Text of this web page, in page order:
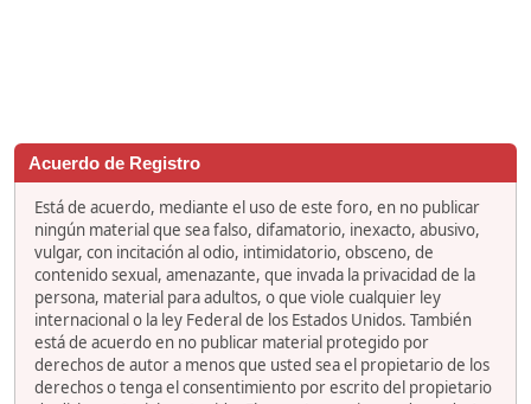
Acuerdo de Registro
Está de acuerdo, mediante el uso de este foro, en no publicar
ningún material que sea falso, difamatorio, inexacto, abusivo,
vulgar, con incitación al odio, intimidatorio, obsceno, de
contenido sexual, amenazante, que invada la privacidad de la
persona, material para adultos, o que viole cualquier ley
internacional o la ley Federal de los Estados Unidos. También
está de acuerdo en no publicar material protegido por
derechos de autor a menos que usted sea el propietario de los
derechos o tenga el consentimiento por escrito del propietario